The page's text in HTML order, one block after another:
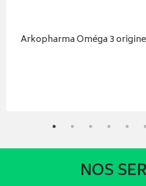
Arkopharma Oméga 3
NOS